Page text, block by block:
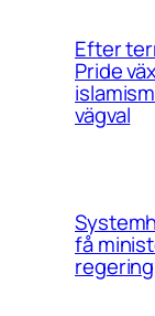
Efter
Pride
vägval
få